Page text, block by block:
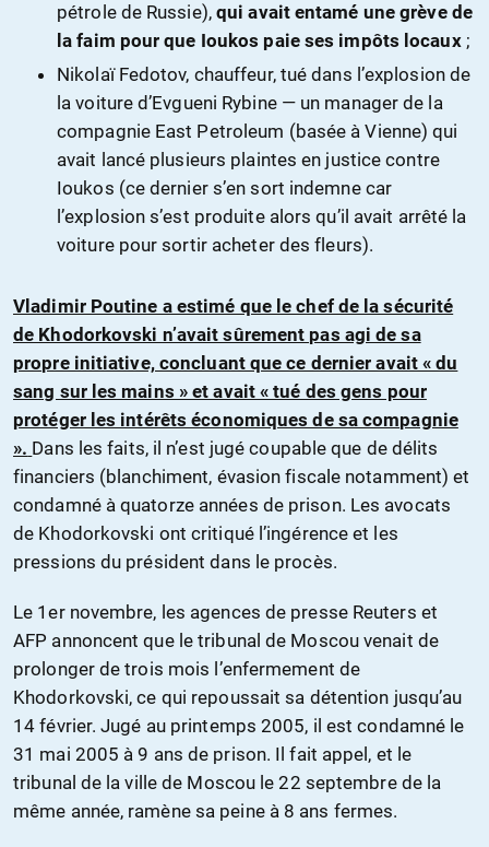
pétrole de Russie), qui avait entamé une grève de
la faim pour que Ioukos paie ses impôts locaux;
Nikolaï Fedotov, chauffeur, tué dans l’explosion de
la voiture d’Evgueni Rybine — un manager de la
compagnie East Petroleum (basée à Vienne) qui
avait lancé plusieurs plaintes en justice contre
Ioukos (ce dernier s’en sort indemne car
l’explosion s’est produite alors qu’il avait arrêté la
voiture pour sortir acheter des fleurs).
Vladimir Poutine a estimé que le chef de la sécurité
de Khodorkovski n’avait sûrement pas agi de sa
propre initiative, concluant que ce dernier avait « du
sang sur les mains » et avait « tué des gens pour
protéger les intérêts économiques de sa compagnie
». Dans les faits, il n’est jugé coupable que de délits
financiers (blanchiment, évasion fiscale notamment) et
condamné à quatorze années de prison. Les avocats
de Khodorkovski ont critiqué l’ingérence et les
pressions du président dans le procès.
Le 1er novembre, les agences de presse Reuters et
AFP annoncent que le tribunal de Moscou venait de
prolonger de trois mois l’enfermement de
Khodorkovski, ce qui repoussait sa détention jusqu’au
14 février. Jugé au printemps 2005, il est condamné le
31 mai 2005 à 9 ans de prison. Il fait appel, et le
tribunal de la ville de Moscou le 22 septembre de la
même année, ramène sa peine à 8 ans fermes.